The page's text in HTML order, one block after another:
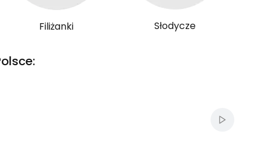
Filiżanki Słodycze
Włącz